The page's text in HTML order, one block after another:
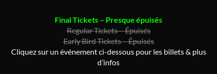
Final Tickets – Presque épuisés
Regular Tickets – Épuisés
Early Bird Tickets – Épuisés
Cliquez sur un événement ci-dessous pour les billets & plus
d’infos